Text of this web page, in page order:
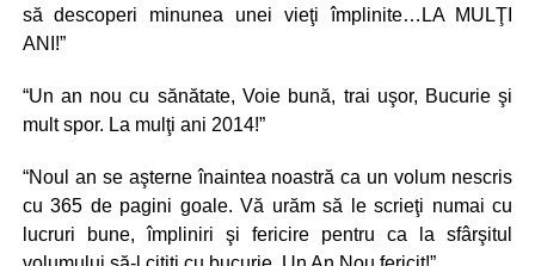
să descoperi minunea unei vieţi împlinite…LA MULŢI
ANI!”
“Un an nou cu sănătate, Voie bună, trai uşor, Bucurie şi
mult spor. La mulţi ani 2014!”
“Noul an se aşterne înaintea noastră ca un volum nescris
cu 365 de pagini goale. Vă urăm să le scrieţi numai cu
lucruri bune, împliniri şi fericire pentru ca la sfârşitul